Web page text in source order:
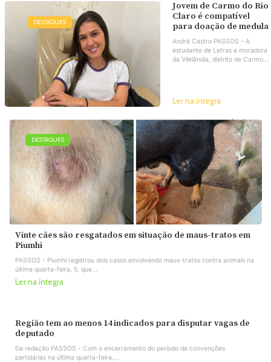
DESTAQUES
Jovem de Carmo do Rio
Claro é compatível
para doação de medula
André Castro PASSOS – A
estudante de Letras e moradora
da Vilelândia, distrito de Carmo...
Ler na íntegra
DESTAQUES
Vinte cães são resgatados em situação de maus-tratos em
Piumhi
PASSOS - Piumhi registrou dois casos envolvendo maus-tratos contra animais na
última quarta-feira, 5, que...
Ler na íntegra
Região tem ao menos 14 indicados para disputar vagas de
deputado
Da redação PASSOS - Com o encerramento do período de convenções
partidárias na última quarta-feira,...